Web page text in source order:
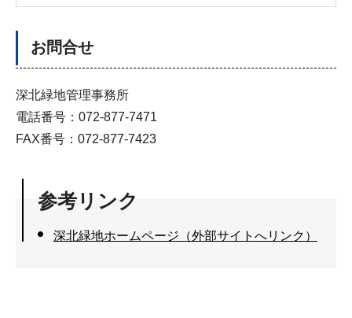
お問合せ
深北緑地管理事務所
電話番号：072-877-7471
FAX番号：072-877-7423
参考リンク
深北緑地ホームページ（外部サイトへリンク）